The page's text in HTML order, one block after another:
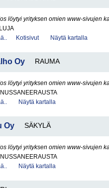
löytyi yrityksen omien www-sivujen
Kotisivut Näytä kartalla
Oy RAUMA
löytyi yrityksen omien www-sivujen
Näytä kartalla
Oy SÄKYLÄ
löytyi yrityksen omien www-sivujen
Näytä kartalla